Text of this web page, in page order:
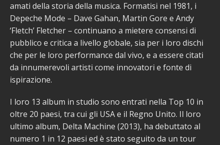
amati della storia della musica. Formatisi nel 1981, i
Depeche Mode – Dave Gahan, Martin Gore e Andy
‘Fletch’ Fletcher – continuano a mietere consensi di
pubblico e critica a livello globale, sia per i loro dischi
che per le loro performance dal vivo, e a essere citati
da innumerevoli artisti come innovatori e fonte di
ispirazione.
I loro 13 album in studio sono entrati nella Top 10 in
oltre 20 paesi, tra cui gli USA e il Regno Unito. Il loro
ultimo album, Delta Machine (2013), ha debuttato al
numero 1 in 12 paesi ed è stato seguito da un tour